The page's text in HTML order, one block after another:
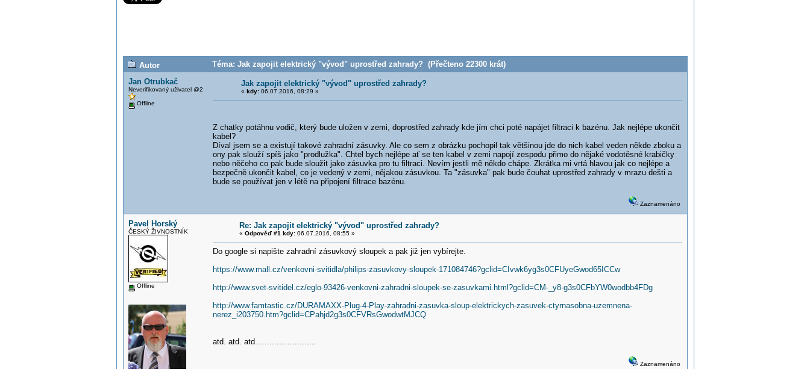
Autor
Téma: Jak zapojit elektrický "vývod" uprostřed zahrady? (Přečteno 22300 krát)
Jan Otrubkač
Neverifikovaný uživatel @2
Offline
Jak zapojit elektrický "vývod" uprostřed zahrady?
« kdy:06.07.2016, 08:29 »
Z chatky potáhnu vodič, který bude uložen v zemi, doprostřed zahrady kde jím chci poté napájet filtraci k bazénu. Jak nejlépe ukončit
kabel?
Díval jsem se a existují takové zahradní zásuvky. Ale co sem z obrázku pochopil tak většinou jde do nich kabel veden někde zboku a
ony pak slouží spíš jako "prodlužka". Chtel bych nejlépe ať se ten kabel v zemi napojí zespodu přimo do nějaké vodotěsné krabičky
nebo něčeho co pak bude sloužit jako zásuvka pro tu filtraci. Nevím jestli mě někdo chápe. Zkrátka mi vrtá hlavou jak co nejlépe a
bezpečně ukončit kabel, co je vedený v zemi, nějakou zásuvkou. Ta "zásuvka" pak bude čouhat uprostřed zahrady v mrazu dešti a
bude se používat jen v létě na připojení filtrace bazénu.
Zaznamenáno
Pavel Horský
ČESKÝ ŽIVNOSTNÍK
Offline
Re: Jak zapojit elektrický "vývod" uprostřed zahrady?
« Odpověď #1 kdy:06.07.2016, 08:55 »
Do google si napište zahradní zásuvkový sloupek a pak již jen vybírejte.
https://www.mall.cz/venkovni-svitidla/philips-zasuvkovy-sloupek-171084746?gclid=CIvwk6yg3s0CFUyeGwod65ICCw
http://www.svet-svitidel.cz/eglo-93426-venkovni-zahradni-sloupek-se-zasuvkami.html?gclid=CM-_y8-g3s0CFbYW0wodbb4FDg
http://www.famtastic.cz/DURAMAXX-Plug-4-Play-zahradni-zasuvka-sloup-elektrickych-zasuvek-ctyrnasobna-uzemnena-
nerez_i203750.htm?gclid=CPahjd2g3s0CFVRsGwodwtMJCQ
atd. atd. atd..........................
Zaznamenáno